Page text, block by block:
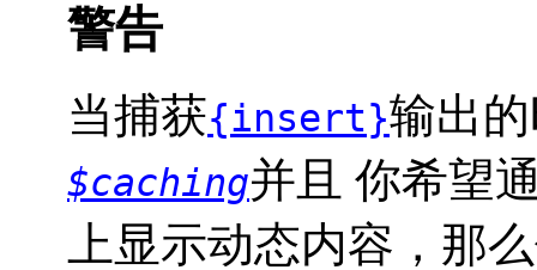
警告
当捕获{insert}输出
$caching并且 你希望
上显示动态内容，那